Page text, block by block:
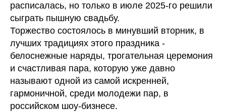
расписалась, но только в июле 2025-го решили
сыграть пышную свадьбу.
Торжество состоялось в минувший вторник, в
лучших традициях этого праздника -
белоснежные наряды, трогательная церемония
и счастливая пара, которую уже давно
называют одной из самой искренней,
гармоничной, среди молодежи пар, в
российском шоу-бизнесе.